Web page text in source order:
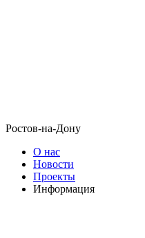
Ростов-на-Дону
О нас
Новости
Проекты
Информация